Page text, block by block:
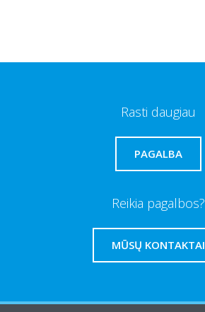
Rasti daugiau
PAGALBA
Reikia pagalbos?
MŪSŲ KONTAKTAI